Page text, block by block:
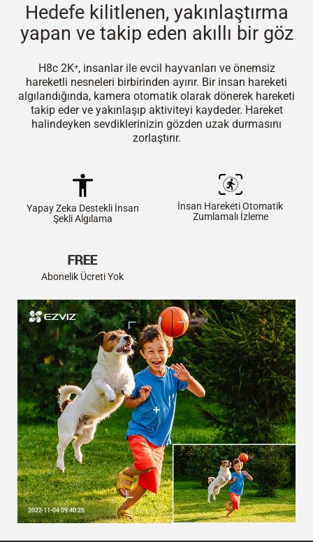
Hedefe kilitlenen, yakınlaştırma
yapan ve takip eden akıllı bir göz
H8c 2K⁺, insanlar ile evcil hayvanları ve önemsiz
hareketli nesneleri birbirinden ayırır. Bir insan hareketi
algılandığında, kamera otomatik olarak dönerek hareketi
takip eder ve yakınlaşıp aktiviteyi kaydeder. Hareket
halindeyken sevdiklerinizin gözden uzak durmasını
zorlaştırır.
Yapay Zeka Destekli İnsan
Şekli Algılama
İnsan Hareketi Otomatik
Zumlamalı İzleme
Abonelik Ücreti Yok